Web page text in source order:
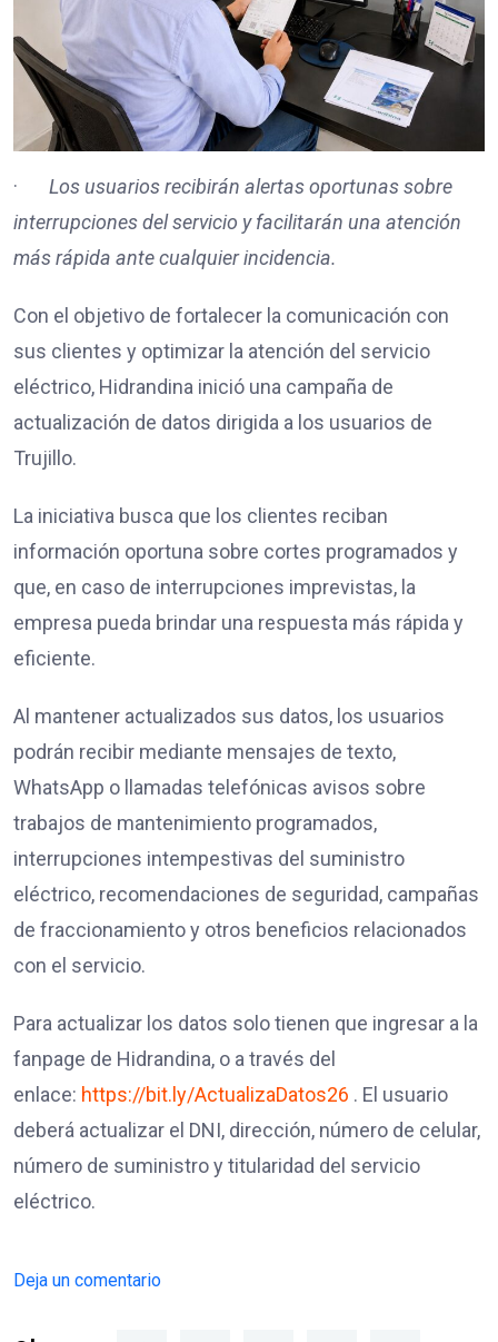
· Los usuarios recibirán alertas oportunas sobre
interrupciones del servicio y facilitarán una atención
más rápida ante cualquier incidencia.
Con el objetivo de fortalecer la comunicación con
sus clientes y optimizar la atención del servicio
eléctrico, Hidrandina inició una campaña de
actualización de datos dirigida a los usuarios de
Trujillo.
La iniciativa busca que los clientes reciban
información oportuna sobre cortes programados y
que, en caso de interrupciones imprevistas, la
empresa pueda brindar una respuesta más rápida y
eficiente.
Al mantener actualizados sus datos, los usuarios
podrán recibir mediante mensajes de texto,
WhatsApp o llamadas telefónicas avisos sobre
trabajos de mantenimiento programados,
interrupciones intempestivas del suministro
eléctrico, recomendaciones de seguridad, campañas
de fraccionamiento y otros beneficios relacionados
con el servicio.
Para actualizar los datos solo tienen que ingresar a la
fanpage de Hidrandina, o a través del
enlace: https://bit.ly/ActualizaDatos26 . El usuario
deberá actualizar el DNI, dirección, número de celular,
número de suministro y titularidad del servicio
eléctrico.
Deja un comentario